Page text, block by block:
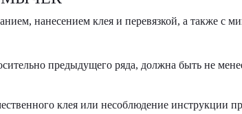
нанесением клея и перевязкой, а также с
предыдущего ряда, должна быть не
клея или несоблюдение инструкции